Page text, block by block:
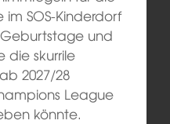
SOS-Kinderdorf
und
die skurrile
2027/28
League
könnte.